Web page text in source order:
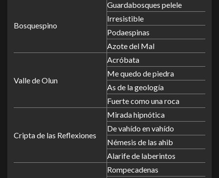
Bosquespino
Guardabosques pelele
Irresistible
Podaespinas
Azote del Mal
Valle de Olun
Acróbata
Me quedo de piedra
As de la geología
Fuerte como una roca
Cripta de las Reflexiones
Mirada hipnótica
De vahído en vahído
Némesis de las ahib
Alarife de laberintos
Rompecadenas